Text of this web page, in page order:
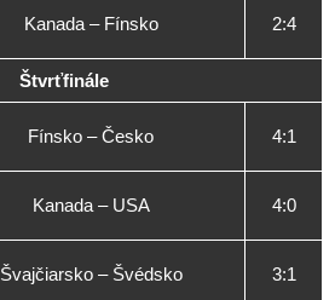
Kanada – Fínsko 2:4
Štvrťfinále
Fínsko – Česko 4:1
Kanada – USA 4:0
Švajčiarsko – Švédsko 3:1